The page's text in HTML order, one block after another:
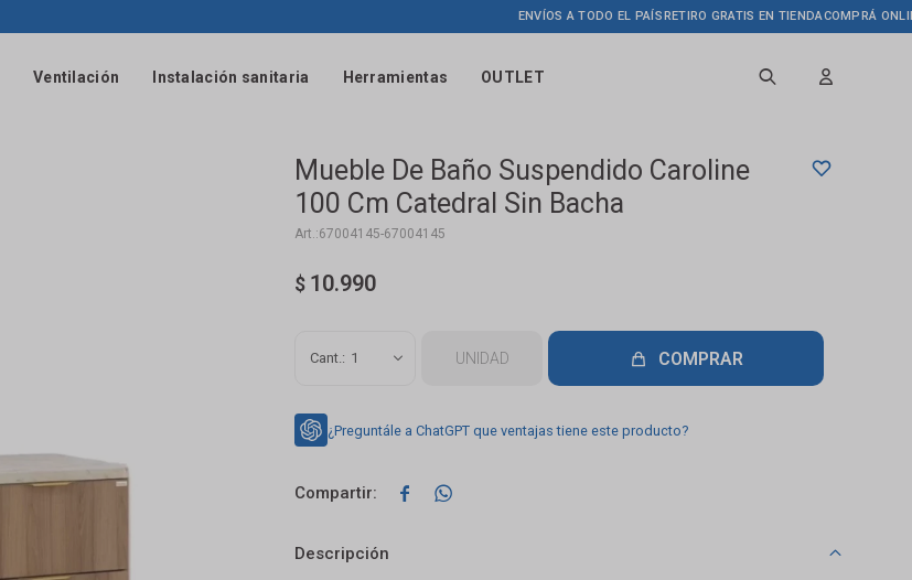
Ventilación Instalación sanitaria Herramientas OUTLET
ENVÍOS A TODO EL PAÍSRETIRO GRATIS EN TIENDACOMPRÁ ONLINE
Mueble De Baño Suspendido Caroline
100 Cm Catedral Sin Bacha
67004145-67004145
$ 10.990
1 UNIDAD COMPRAR
¿Preguntále a ChatGPT que ventajas tiene este producto?
 
Descripción